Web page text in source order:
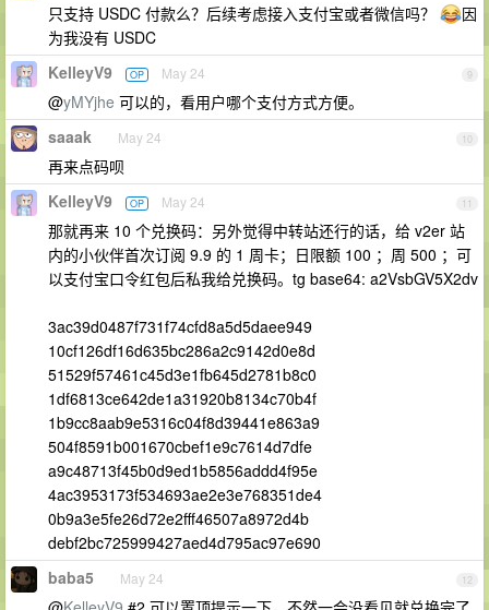
只支持 USDC 付款么？后续考虑接入支付宝或者微信吗？
因
为我没有 USDC
9
KelleyV9 OP May 24
@yMYjhe 可以的，看用户哪个支付方式方便。
10
saaak May 24
再来点码呗
11
KelleyV9 OP May 24
那就再来 10 个兑换码：另外觉得中转站还行的话，给 v2er 站
内的小伙伴首次订阅 9.9 的 1 周卡；日限额 100 ；周 500 ；可
以支付宝口令红包后私我给兑换码。tg base64: a2VsbGV5X2dv
3ac39d0487f731f74cfd8a5d5daee949
10cf126df16d635bc286a2c9142d0e8d
51529f57461c45d3e1fb645d2781b8c0
1df6813ce642de1a31920b8134c70b4f
1b9cc8aab9e5316c04f8d39441e863a9
504f8591b001670cbef1e9c7614d7dfe
a9c48713f45b0d9ed1b5856addd4f95e
4ac3953173f534693ae2e3e768351de4
0b9a3e5fe26d72e2fff46507a8972d4b
debf2bc725999427aed4d795ac97e690
12
baba5 May 24